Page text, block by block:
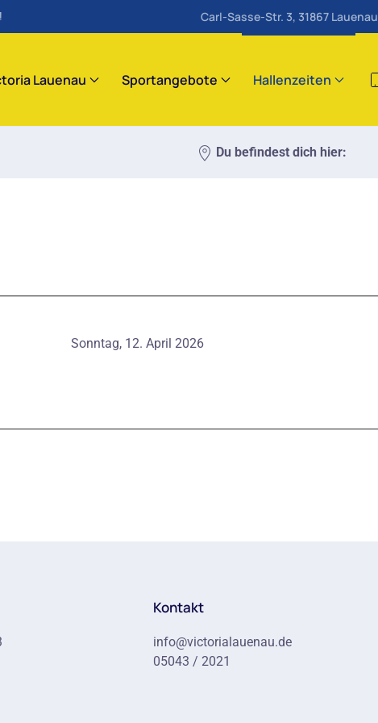
Carl-Sasse-Str. 3, 31867 Lauenau
Lauenau Sportangebote Hallenzeiten
Du befindest dich hier:
Sonntag, 12. April 2026
Kontakt
info@victorialauenau.de
05043 / 2021